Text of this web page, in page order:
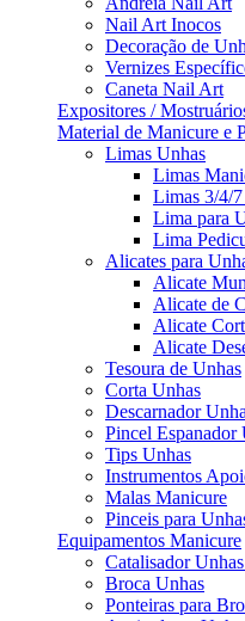
Nail Art Inocos
Decoração de
Vernizes
Caneta Nail Art
Expositores /
Material de Manicure e
Limas Unhas
Limas
Limas 3/4/
Lima para
Lima
Alicates para
Alicate
Alicate de
Alicate
Alicate
Tesoura de Unhas
Corta Unhas
Descarnador
Pincel Espanador
Tips Unhas
Instrumentos
Malas Manicure
Pinceis para
Equipamentos Manicure
Catalisador
Broca Unhas
Ponteiras para